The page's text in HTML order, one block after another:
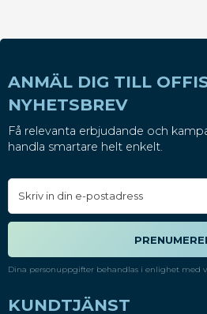
ANMÄL DIG TILL
NYHETSBREV
Få relevanta erbjudande och
handla smartare helt enkelt.
Dina personuppgifter behandlas i enlighet med
KUNDTJÄNST